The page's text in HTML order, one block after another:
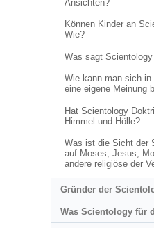
Ansichten?
Können Kinder an
Wie?
Was sagt
Wie kann man sich
eine eigene Meinung
Hat Scientology
Himmel und Hölle?
Was ist die Sicht der
auf Moses, Jesus,
andere religiöse der
Gründer der
Was Scientology für